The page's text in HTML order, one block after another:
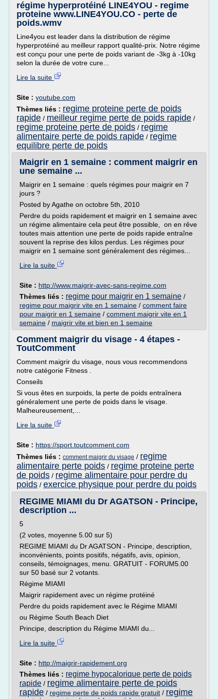
régime hyperprotéiné LINE4YOU - regime
proteine www.LINE4YOU.CO - perte de
poids.wmv
Line4you est leader dans la distribution de régime
hyperprotéiné au meilleur rapport qualité-prix. Notre régime
est conçu pour une perte de poids variant de -3kg à -10kg
selon la durée de votre cure...
Lire la suite
Site : youtube.com
Thèmes liés : regime proteine perte de poids
rapide / meilleur regime perte de poids rapide /
regime proteine perte de poids / regime
alimentaire perte de poids rapide / regime
equilibre perte de poids
Maigrir en 1 semaine : comment maigrir en
une semaine ...
Maigrir en 1 semaine : quels régimes pour maigrir en 7
jours ?
Posted by Agathe on octobre 5th, 2010
Perdre du poids rapidement et maigrir en 1 semaine avec
un régime alimentaire cela peut être possible, on en rêve
toutes mais attention une perte de poids rapide entraîne
souvent la reprise des kilos perdus. Les régimes pour
maigrir en 1 semaine sont généralement des régimes...
Lire la suite
Site : http://www.maigrir-avec-sans-regime.com
Thèmes liés : regime pour maigrir en 1 semaine /
regime pour maigrir vite en 1 semaine / comment faire
pour maigrir en 1 semaine / comment maigrir vite en 1
semaine / maigrir vite et bien en 1 semaine
Comment maigrir du visage - 4 étapes -
ToutComment
Comment maigrir du visage, nous vous recommendons
notre catégorie Fitness .
Conseils
Si vous êtes en surpoids, la perte de poids entraînera
généralement une perte de poids dans le visage.
Malheureusement,...
Lire la suite
Site : https://sport.toutcomment.com
Thèmes liés : comment maigrir du visage / regime
alimentaire perte poids / regime proteine perte
de poids / regime alimentaire pour perdre du
poids / exercice physique pour perdre du poids
REGIME MIAMI du Dr AGATSON - Principe,
description ...
5
(2 votes, moyenne 5.00 sur 5)
REGIME MIAMI du Dr AGATSON - Principe, description,
inconvénients, points positifs, négatifs, avis, opinion,
conseils, témoignages, menu. GRATUIT - FORUM5.00
sur 50 basé sur 2 votants.
Régime MIAMI
Maigrir rapidement avec un régime protéiné
Perdre du poids rapidement avec le Régime MIAMI
ou Régime South Beach Diet
Principe, description du Régime MIAMI du...
Lire la suite
Site : http://maigrir-rapidement.org
Thèmes liés : regime hypocalorique perte de poids
rapide / regime alimentaire perte de poids
rapide / regime perte de poids rapide gratuit / regime